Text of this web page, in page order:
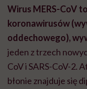
Wirus MERS-CoV
koronawirusów
oddechowego),
jeden z trzech
CoV i SARS-CoV-2.
błonie znajduje się